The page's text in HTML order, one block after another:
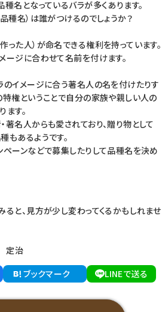
名となっているバラが多くあります。
種名）は誰がつけるのでしょうか？
た人）が命名できる権利を持っています。
ージに合わせて名前を付けます。
のイメージに合う著名人の名を付けたりす
特権ということで自分の家族や親しい人の
す。
著名人からも愛されており、贈り物として
もあるようです。
ペーンなどで募集したりして品種名を決め
と、見方が少し変わってくるかもしれませ
定治
ブックマーク LINEで送る